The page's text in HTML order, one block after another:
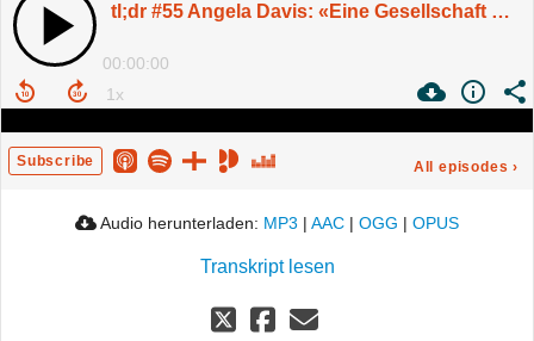
tl;dr #55 Angela Davis: «Eine Gesellschaft ohne Gefängnisse?» | Mit Vanessa E. Thompson
00:00:00
Subscribe All episodes ›
Audio herunterladen: MP3 | AAC | OGG | OPUS
Transkript lesen